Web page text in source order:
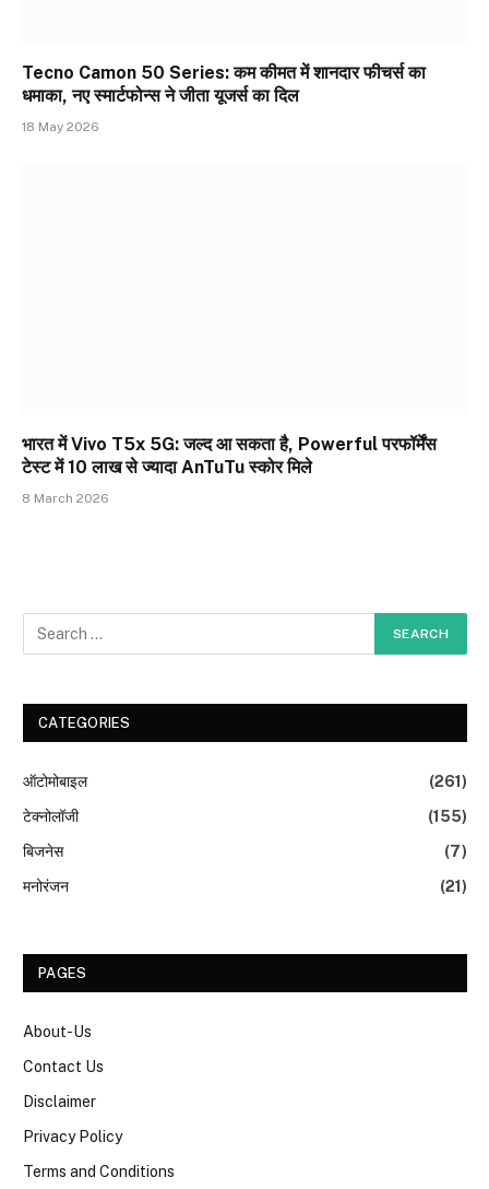
Tecno Camon 50 Series: कम कीमत में शानदार फीचर्स का
धमाका, नए स्मार्टफोन्स ने जीता यूजर्स का दिल
18 May 2026
भारत में Vivo T5x 5G: जल्द आ सकता है, Powerful परफॉर्मेंस
टेस्ट में 10 लाख से ज्यादा AnTuTu स्कोर मिले
8 March 2026
CATEGORIES
ऑटोमोबाइल
(261)
टेक्नोलॉजी
(155)
बिजनेस
(7)
मनोरंजन
(21)
PAGES
About-Us
Contact Us
Disclaimer
Privacy Policy
Terms and Conditions